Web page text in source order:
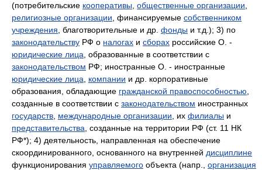
(потребительские кооперативы общественные организации
религиозные организации , финансируемые собственником
учреждения , благотворительные и др. фонды и т.д.); 3) по
законодательству РФ о налогах и сборах российские О. -
юридические лица , образованные в соответствии с
законодательством РФ; иностранные О. - иностранные
юридические лица
компании и др. корпоративные
образования, обладающие гражданской правоспособностью
созданные в соответствии с законодательством иностранных
государств международные организации , их филиалы и
представительства , созданные на территории РФ (ст. 11 НК
РФ*); 4) деятельность, направленная на обеспечение
скоординированного, основанного на внутренней дисциплине
функционирования управляемого объекта (напр., организация